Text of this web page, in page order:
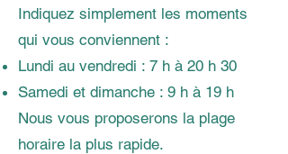
Indiquez simplement les moments
qui vous conviennent :
Lundi au vendredi : 7 h à 20 h 30
Samedi et dimanche : 9 h à 19 h
Nous vous proposerons la plage
horaire la plus rapide.